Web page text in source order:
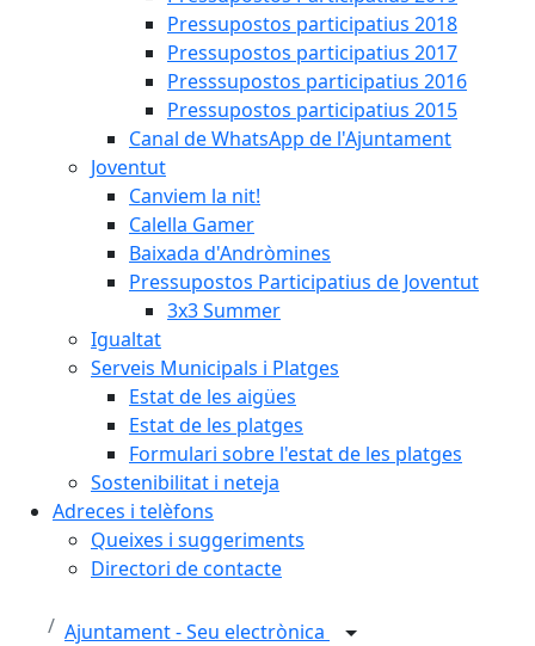
Pressupostos participatius 2018
Pressupostos participatius 2017
Presssupostos participatius 2016
Pressupostos participatius 2015
Canal de WhatsApp de l'Ajuntament
Joventut
Canviem la nit!
Calella Gamer
Baixada d'Andròmines
Pressupostos Participatius de Joventut
3x3 Summer
Igualtat
Serveis Municipals i Platges
Estat de les aigües
Estat de les platges
Formulari sobre l'estat de les platges
Sostenibilitat i neteja
Adreces i telèfons
Queixes i suggeriments
Directori de contacte
Ajuntament - Seu electrònica